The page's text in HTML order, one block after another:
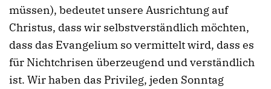
müssen), bedeutet unsere Ausrichtung auf
Christus, dass wir selbstverständlich möchten,
dass das Evangelium so vermittelt wird, dass es
für Nichtchrisen überzeugend und verständlich
ist. Wir haben das Privileg, jeden Sonntag